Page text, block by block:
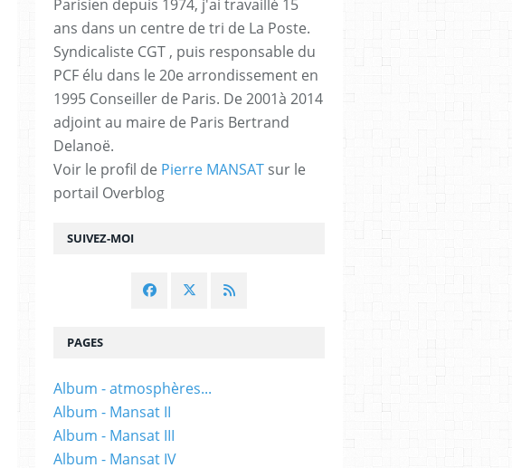
SUIVEZ-MOI
Parisien depuis 1974, j'ai travaillé 15
ans dans un centre de tri de La Poste.
Syndicaliste CGT , puis responsable du
PCF élu dans le 20e arrondissement en
1995 Conseiller de Paris. De 2001à 2014
adjoint au maire de Paris Bertrand
Delanoë.
Voir le profil de Pierre MANSAT sur le
portail Overblog
PAGES
Album - atmosphères...
Album - Mansat II
Album - Mansat III
Album - Mansat IV